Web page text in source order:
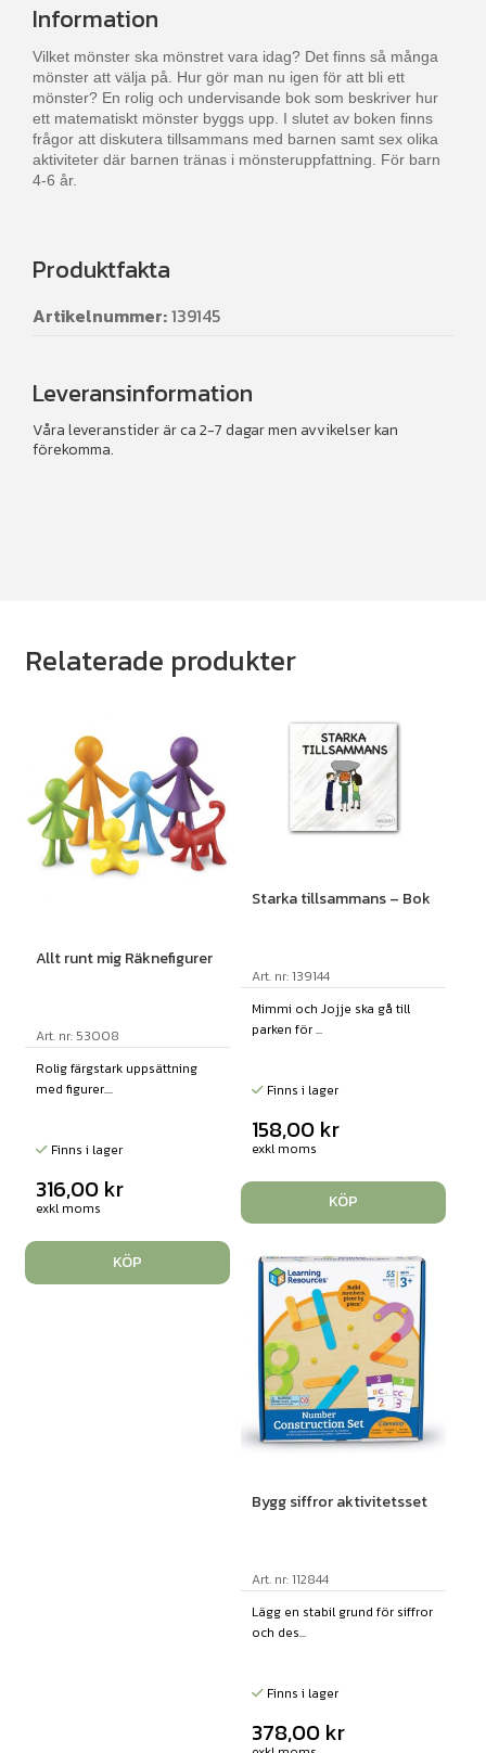
Information
Vilket mönster ska mönstret vara idag? Det finns så många
mönster att välja på. Hur gör man nu igen för att bli ett
mönster? En rolig och undervisande bok som beskriver hur
ett matematiskt mönster byggs upp. I slutet av boken finns
frågor att diskutera tillsammans med barnen samt sex olika
aktiviteter där barnen tränas i mönsteruppfattning. För barn
4-6 år.
Produktfakta
Artikelnummer:139145
Leveransinformation
Våra leveranstider är ca 2-7 dagar men avvikelser kan
förekomma.
Relaterade produkter
Allt runt mig Räknefigurer
Art. nr: 53008
Rolig färgstark uppsättning
med figurer....
Finns i lager
316,00 kr
exkl moms
KÖP
Starka tillsammans – Bok
Art. nr: 139144
Mimmi och Jojje ska gå till
parken för ...
Finns i lager
158,00 kr
exkl moms
KÖP
Bygg siffror aktivitetsset
Art. nr: 112844
Lägg en stabil grund för siffror
och des...
Finns i lager
378,00 kr